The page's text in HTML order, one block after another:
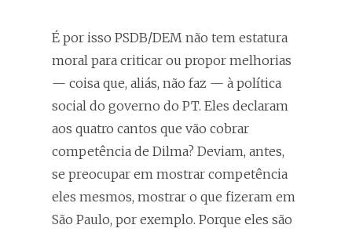
É por isso PSDB/DEM não tem estatura
moral para criticar ou propor melhorias
— coisa que, aliás, não faz — à política
social do governo do PT. Eles declaram
aos quatro cantos que vão cobrar
competência de Dilma? Deviam, antes,
se preocupar em mostrar competência
eles mesmos, mostrar o que fizeram em
São Paulo, por exemplo. Porque eles são